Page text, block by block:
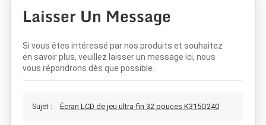
Laisser Un Message
Si vous êtes intéressé par nos produits et souhaitez
en savoir plus, veuillez laisser un message ici, nous
vous répondrons dès que possible.
Sujet : Écran LCD de jeu ultra-fin 32 pouces K315Q240